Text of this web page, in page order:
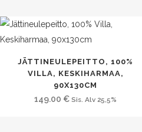
JÄTTINEULEPEITTO, 100%
VILLA, KESKIHARMAA,
90X130CM
149.00 € Sis. Alv 25,5%